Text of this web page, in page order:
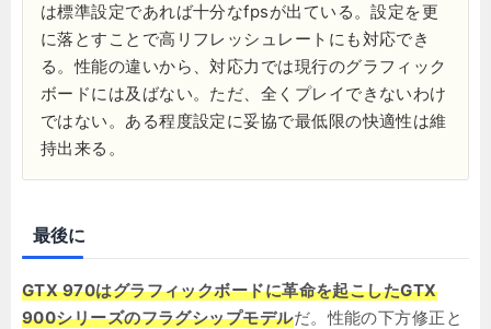
は標準設定であれば十分なfpsが出ている。設定を更
に落とすことで高リフレッシュレートにも対応でき
る。性能の違いから、対応力では現行のグラフィック
ボードには及ばない。ただ、全くプレイできないわけ
ではない。ある程度設定に妥協で最低限の快適性は維
持出来る。
最後に
GTX 970はグラフィックボードに革命を起こしたGTX
900シリーズのフラグシップモデルだ。性能の下方修正と